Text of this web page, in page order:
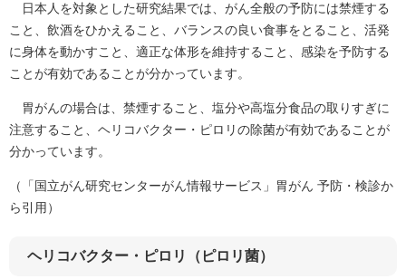
日本人を対象とした研究結果では、がん全般の予防には禁煙する
こと、飲酒をひかえること、バランスの良い食事をとること、活発
に身体を動かすこと、適正な体形を維持すること、感染を予防する
ことが有効であることが分かっています。
胃がんの場合は、禁煙すること、塩分や高塩分食品の取りすぎに
注意すること、ヘリコバクター・ピロリの除菌が有効であることが
分かっています。
（「国立がん研究センターがん情報サービス」胃がん 予防・検診か
ら引用）
ヘリコバクター・ピロリ（ピロリ菌）